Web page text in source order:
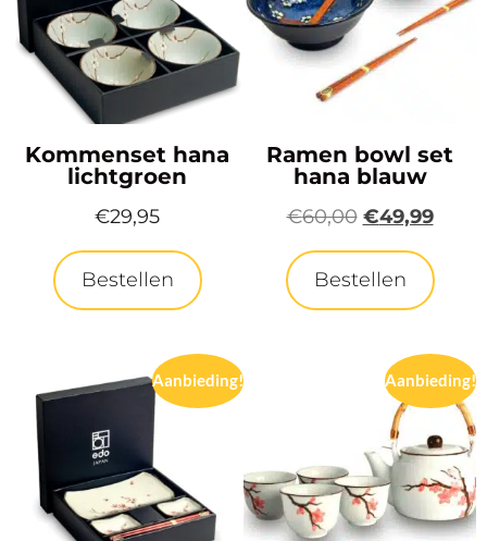
Kommenset hana
lichtgroen
€29,95
Bestellen
Ramen bowl set
hana blauw
€60,00 €49,99
Bestellen
Aanbieding! Aanbieding!